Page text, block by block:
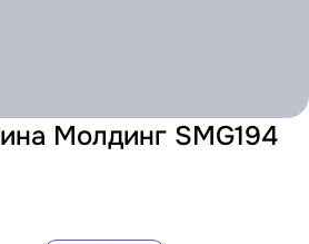
Молдинг SMG194